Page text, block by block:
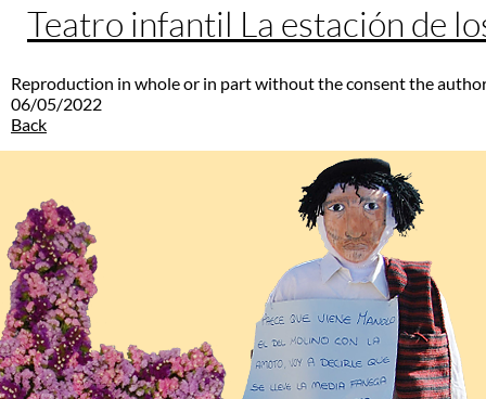
Teatro infantil La estación de
Reproduction in whole or in part without the consent the
06/05/2022
Back